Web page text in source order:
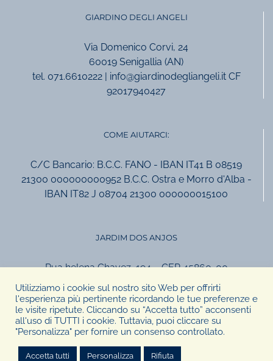
GIARDINO DEGLI ANGELI
Via Domenico Corvi, 24
60019 Senigallia (AN)
tel. 071.6610222 | info@giardinodegliangeli.it CF
92017940427
COME AIUTARCI:
C/C Bancario: B.C.C. FANO - IBAN IT41 B 08519
21300 000000000952 B.C.C. Ostra e Morro d'Alba -
IBAN IT82 J 08704 21300 000000015100
JARDIM DOS ANJOS
Rua helena Chavez, 194 – CEP 45860-00
Canavieiras, Bahia, Brasil
tel +55.73.999957924
ass.giardino@gmail.com
Utilizziamo i cookie sul nostro sito Web per offrirti
l'esperienza più pertinente ricordando le tue preferenze e
le visite ripetute. Cliccando su “Accetta tutto” acconsenti
all'uso di TUTTI i cookie. Tuttavia, puoi cliccare su
"Personalizza" per fornire un consenso controllato.
Accetta tutti Personalizza Rifiuta